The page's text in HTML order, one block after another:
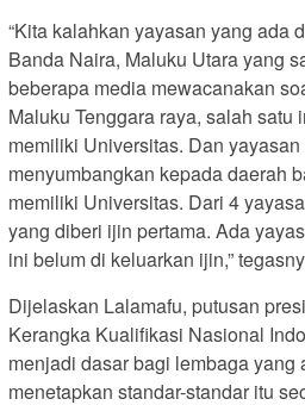
“Kita kalahkan yayasan yang ada
Banda Naira, Maluku Utara yang
beberapa media mewacanakan
Maluku Tenggara raya, salah satu
memiliki Universitas. Dan
menyumbangkan kepada daerah
memiliki Universitas. Dari 4
yang diberi ijin pertama. Ada
ini belum di keluarkan ijin,”
Dijelaskan Lalamafu, putusan
Kerangka Kualifikasi Nasional
menjadi dasar bagi lembaga yang
menetapkan standar-standar itu